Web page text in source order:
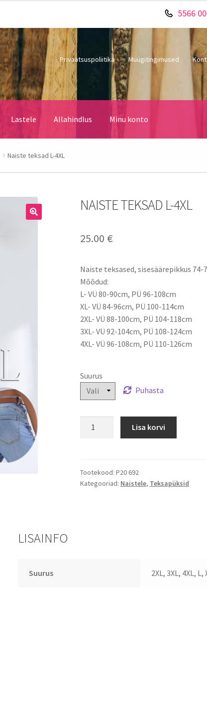
5566
Privaatsuspoliitika Müügitingimused
Lastele Allahindlus Minu konto
Naiste teksad L-4XL
NAISTE TEKSAD L-4XL
25.00 €
Naiste teksased, sisesäärepikkus
Mõõdud:
L- VÜ 80-90cm, PÜ 96-108cm
XL- VÜ 84-96cm, PÜ 100-114cm
2XL- VÜ 88-100cm, PÜ 104-118cm
3XL- VÜ 92-104cm, PÜ 108-124cm
4XL- VÜ 96-108cm, PÜ 110-126cm
Suurus
Puhasta
kogus
Lisa korvi
Tootekood: P20 692
Kategooriad: Naistele, Teksapüksid
LISAINFO
Suurus 2XL, 3XL, 4XL, L,